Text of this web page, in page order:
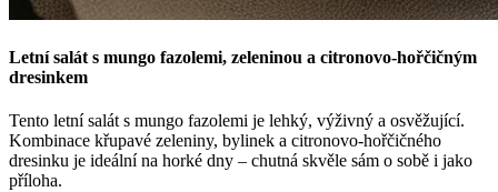
Letní salát s mungo fazolemi, zeleninou a citronovo-hořčičným
dresinkem
Tento letní salát s mungo fazolemi je lehký, výživný a osvěžující.
Kombinace křupavé zeleniny, bylinek a citronovo-hořčičného
dresinku je ideální na horké dny – chutná skvěle sám o sobě i jako
příloha.